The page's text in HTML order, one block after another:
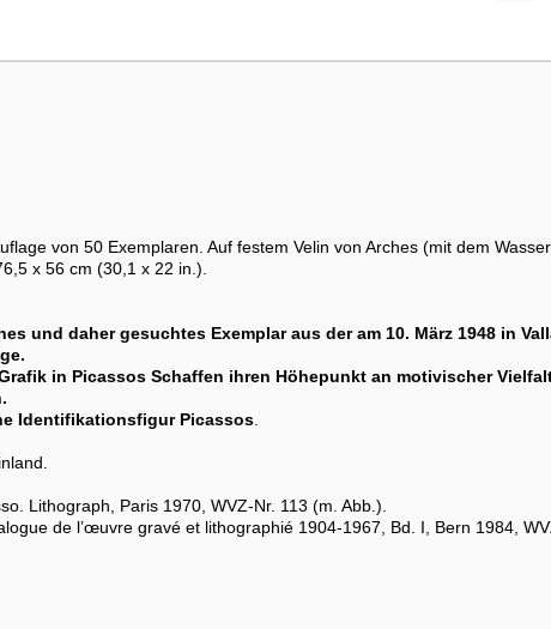
von 50 Exemplaren. Auf festem Velin von Arches (mit dem
x 56 cm (30,1 x 22 in.).
und daher gesuchtes Exemplar aus der am 10. März 1948 in
in Picassos Schaffen ihren Höhepunkt an motivischer
Identifikationsfigur Picassos.
Lithograph, Paris 1970, WVZ-Nr. 113 (m. Abb.).
de l’œuvre gravé et lithographié 1904-1967, Bd. I, Bern 1984,